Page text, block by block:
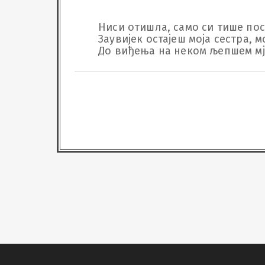
Ниси отишла, само си тише
Заувијек остајеш моја сестра,
До виђења на неком љепшем